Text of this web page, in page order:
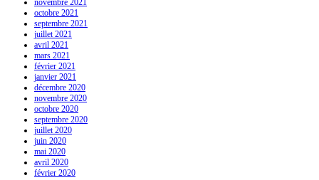
octobre 2021
septembre 2021
juillet 2021
avril 2021
mars 2021
février 2021
janvier 2021
décembre 2020
novembre 2020
octobre 2020
septembre 2020
juillet 2020
juin 2020
mai 2020
avril 2020
février 2020